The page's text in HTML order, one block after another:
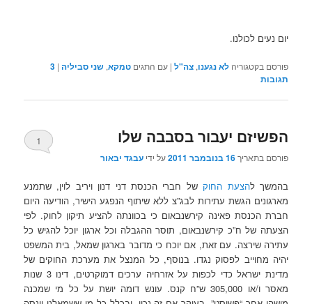
יום נעים לכולנו.
פורסם בקטגוריה לא נגענו,צה"ל |עם התגים טמקא,שני סביליה |
3
תגובות
הפשיזם יעבור בסבבה שלו
פורסם בתאריך16 בנובמבר 2011 על ידיעבגד יבאור
1
בהמשך להצעת החוקשל חברי הכנסת דני דנון ויריב לוין, שתמנע
מארגונים הגשת עתירות לבג”צ ללא שיתוף הנפגע הישיר, הודיעה היום
חברת הכנסת פאינה קירשנבאום כי בכוונתה להציע תיקון לחוק. לפי
הצעתה של ח”כ קירשנבאום, תוסר ההגבלה וכל ארגון יוכל להגיש כל
עתירה שירצה. עם זאת, אם יוכח כי מדובר בארגון שמאל, בית המשפט
יהיה מחוייב לפסוק נגדו. בנוסף, כל המנצל את מערכת החוקים של
מדינת ישראל כדי לכפות על אזרחיה ערכים דמוקרטים, דינו 3 שנות
מאסר ו/או 305,000 ש”ח קנס. עונש דומה יושת על כל מי שמכנה